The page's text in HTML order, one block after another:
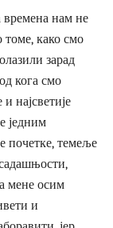
нам не
како смо
зарад
кога смо
најсветије
једним
почетке, темеље
мене осим
и